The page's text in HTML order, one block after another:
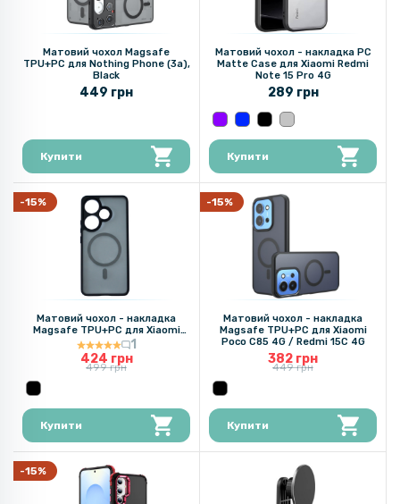
Матовий чохол Magsafe
TPU+PC для Nothing Phone (3a),
Black
449 грн
Купити
Матовий чохол - накладка PC
Matte Case для Xiaomi Redmi
Note 15 Pro 4G
289 грн
Купити
-15%
Матовий чохол - накладка
Magsafe TPU+PC для Xiaomi
Poco F6 / Redmi Turbo 3
1
424 грн
499 грн
Купити
-15%
Матовий чохол - накладка
Magsafe TPU+PC для Xiaomi
Poco C85 4G / Redmi 15C 4G
382 грн
449 грн
Купити
-15%